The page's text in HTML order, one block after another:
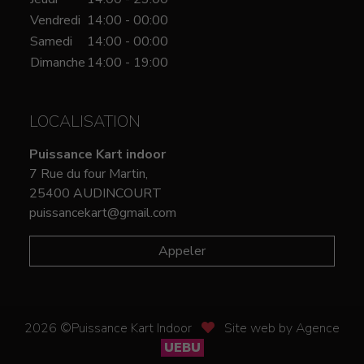
Vendredi 14:00 - 00:00
Samedi
14:00 - 00:00
Dimanche 14:00 - 19:00
LOCALISATION
Puissance Kart indoor
7 Rue du four Martin,
25400 AUDINCOURT
puissancekart@gmail.com
Appeler
2026 ©Puissance Kart Indoor
Site web by Agence
UEBU